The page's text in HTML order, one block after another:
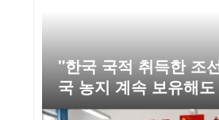
"한국 국적 취득한 조
국 농지 계속 보유해
나"……동북 농촌의 오